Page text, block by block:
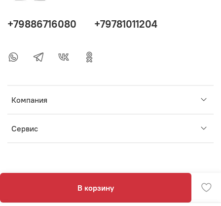
В корзину
Компания
Сервис
+79886716080 +79781011204